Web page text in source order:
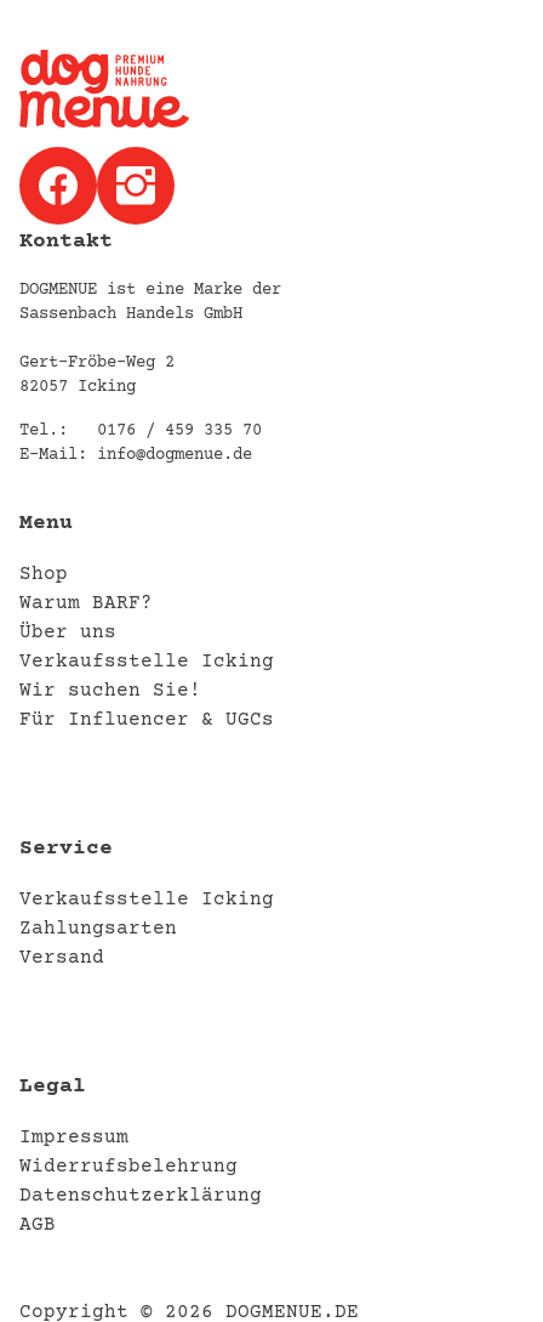
Kontakt
DOGMENUE ist eine Marke der
Sassenbach Handels GmbH
Gert-Fröbe-Weg 2
82057 Icking
Tel.:
0176 / 459 335 70
E-Mail:
info@dogmenue.de
Menu
Shop
Warum BARF?
Über uns
Verkaufsstelle Icking
Wir suchen Sie!
Für Influencer & UGCs
Service
Verkaufsstelle Icking
Zahlungsarten
Versand
Legal
Impressum
Widerrufsbelehrung
Datenschutzerklärung
AGB
Copyright © 2026 DOGMENUE.DE